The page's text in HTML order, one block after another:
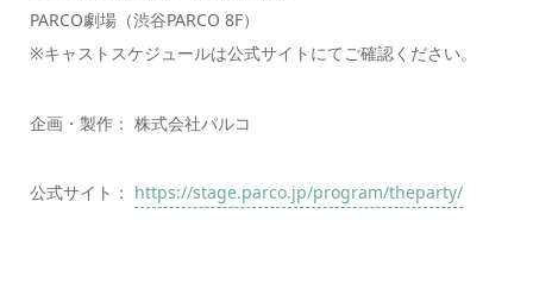
PARCO劇場（渋谷PARCO 8F）
※キャストスケジュールは公式サイトにてご確認ください。
企画・製作： 株式会社パルコ
公式サイト： https://stage.parco.jp/program/theparty/